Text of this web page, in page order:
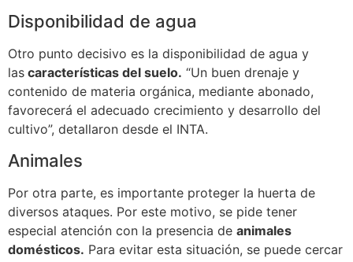
Disponibilidad de agua
Otro punto decisivo es la disponibilidad de agua y
las características del suelo. “Un buen drenaje y
contenido de materia orgánica, mediante abonado,
favorecerá el adecuado crecimiento y desarrollo del
cultivo”, detallaron desde el INTA.
Animales
Por otra parte, es importante proteger la huerta de
diversos ataques. Por este motivo, se pide tener
especial atención con la presencia de animales
domésticos. Para evitar esta situación, se puede cercar